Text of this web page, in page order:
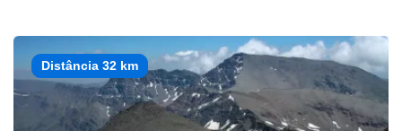
Distância 32 km